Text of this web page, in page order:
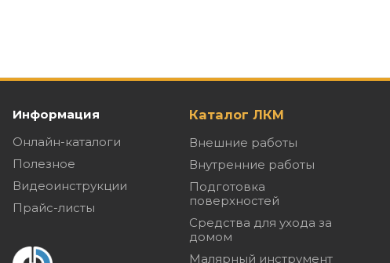
Информация
Онлайн-каталоги
Полезное
Видеоинструкции
Прайс-листы
Каталог ЛКМ
Внешние работы
Внутренние работы
Подготовка
поверхностей
Средства для ухода за
домом
Малярный инструмент